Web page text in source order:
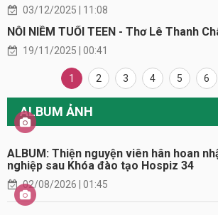
03/12/2025 | 11:08
NỖI NIỀM TUỔI TEEN - Thơ Lê Thanh
19/11/2025 | 00:41
1 2 3 4 5 6
ALBUM ẢNH
ALBUM: Thiện nguyện viên hân hoan
nghiệp sau Khóa đào tạo Hospiz 34
02/08/2026 | 01:45